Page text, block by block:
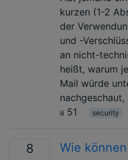
kurzen (1-2
der
und -
an nicht-
heißt, warum
Mail würde
51
security
8
Wie